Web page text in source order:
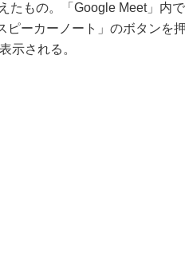
たもの。「Google Meet」内
ーカーノート」のボタンを
示される。